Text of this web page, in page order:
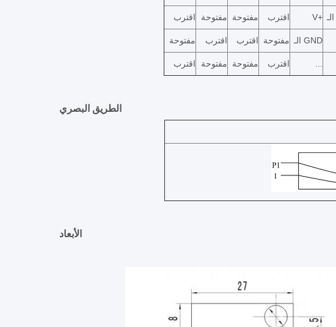
V+ اقترب مفتوحة مفتوحة اقترب
الـ GND مفتوحة اقترب اقترب مفتوحة
اقترب مفتوحة مفتوحة اقترب
الطريق البصري
الأبعاد